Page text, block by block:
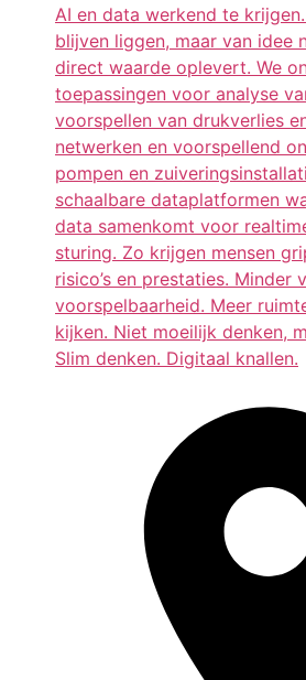
AI en data werkend te
blijven liggen, maar van idee
direct waarde oplevert. We
toepassingen voor analyse
voorspellen van drukverlies
netwerken en voorspellend
pompen en
schaalbare dataplatformen
data samenkomt voor
sturing. Zo krijgen mensen
risico’s en prestaties. Minder
voorspelbaarheid. Meer
kijken. Niet moeilijk denken,
Slim denken. Digitaal knallen.